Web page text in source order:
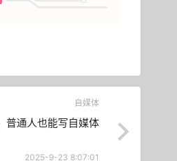
自媒体
普通人也能写自媒体
2025-9-23 8:07:01